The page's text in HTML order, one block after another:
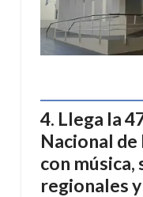
Llega la
Nacional de
con música,
regionales